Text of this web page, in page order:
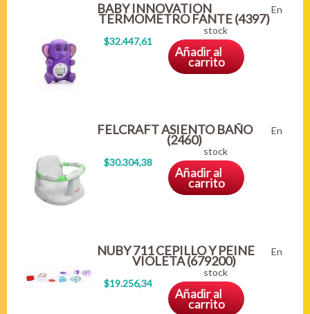
BABY INNOVATION
TERMOMETRO FANTE (4397)
$32.447,61
En
stock
Añadir al
carrito
FELCRAFT ASIENTO BAÑO
(2460)
$30.304,38
En
stock
Añadir al
carrito
NUBY 711 CEPILLO Y PEINE
VIOLETA (679200)
$19.256,34
En
stock
Añadir al
carrito